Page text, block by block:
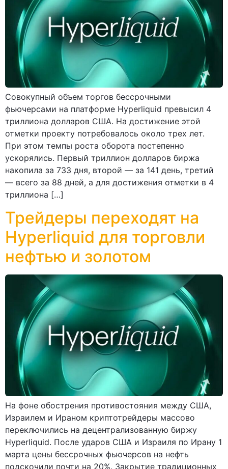
Совокупный объем торгов бессрочными
фьючерсами на платформе Hyperliquid превысил 4
триллиона долларов США. На достижение этой
отметки проекту потребовалось около трех лет.
При этом темпы роста оборота постепенно
ускорялись. Первый триллион долларов биржа
накопила за 733 дня, второй — за 141 день, третий
— всего за 88 дней, а для достижения отметки в 4
триллиона […]
Трейдеры переходят на
Hyperliquid для торговли
нефтью и золотом
На фоне обострения противостояния между США,
Израилем и Ираном криптотрейдеры массово
переключились на децентрализованную биржу
Hyperliquid. После ударов США и Израиля по Ирану 1
марта цены бессрочных фьючерсов на нефть
подскочили почти на 20%. Закрытие традиционных